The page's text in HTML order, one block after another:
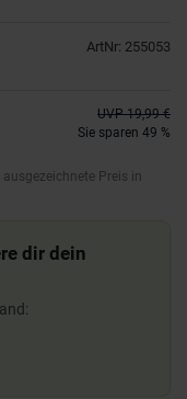
ArtNr: 255053
UVP 19,99 €
Sie sparen 49 %
Preis in
dir dein